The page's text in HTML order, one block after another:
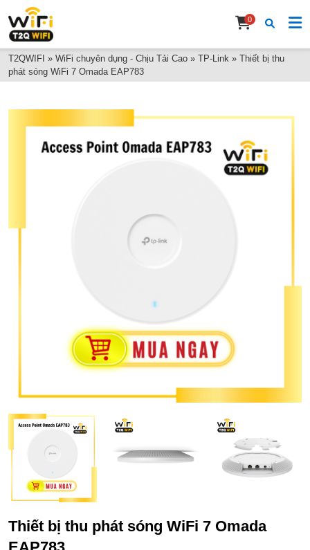
0
T2QWIFI » WiFi chuyên dụng - Chịu Tải Cao » TP-Link » Thiết bị thu
phát sóng WiFi 7 Omada EAP783
Thiết bị thu phát sóng WiFi 7 Omada